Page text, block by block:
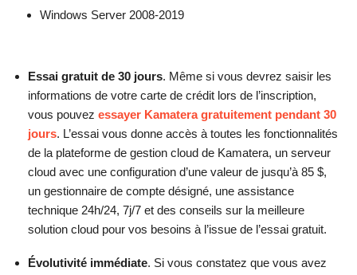
Windows Server 2008-2019
Essai gratuit de 30 jours. Même si vous devrez saisir les
informations de votre carte de crédit lors de l’inscription,
vous pouvez essayer Kamatera gratuitement pendant 30
jours. L’essai vous donne accès à toutes les fonctionnalités
de la plateforme de gestion cloud de Kamatera, un serveur
cloud avec une configuration d’une valeur de jusqu’à 85 $,
un gestionnaire de compte désigné, une assistance
technique 24h/24, 7j/7 et des conseils sur la meilleure
solution cloud pour vos besoins à l’issue de l’essai gratuit.
Évolutivité immédiate. Si vous constatez que vous avez